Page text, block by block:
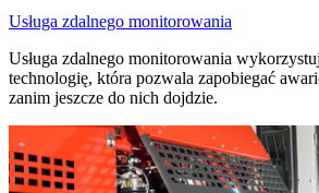
Usługa zdalnego monitorowania
Usługa zdalnego monitorowania
technologię, która pozwala zapobiegać
zanim jeszcze do nich dojdzie.